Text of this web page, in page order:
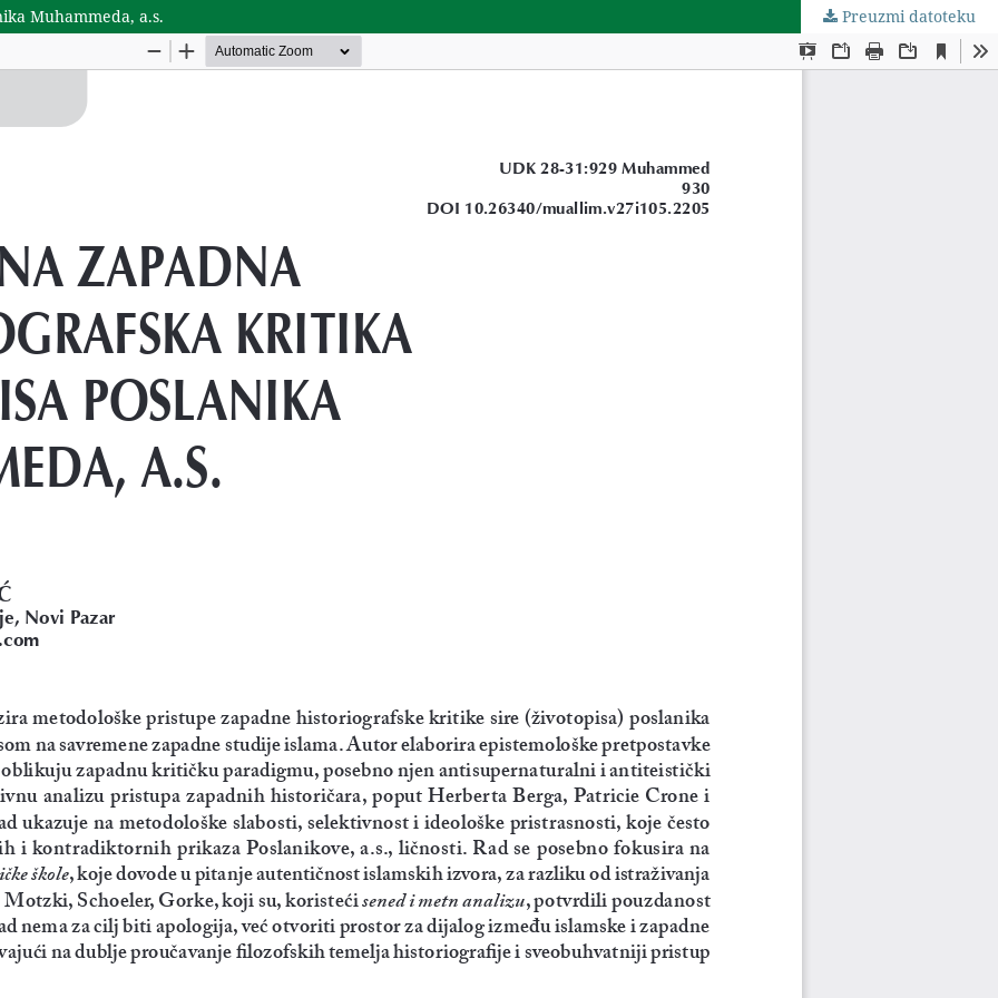
Muhammeda, a.s. Preuzmi datoteku